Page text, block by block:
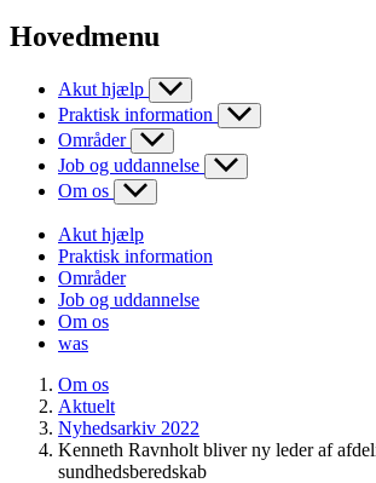
Hovedmenu
Akut hjælp
Praktisk information
Områder
Job og uddannelse
Om os
Akut hjælp
Praktisk information
Områder
Job og uddannelse
Om os
was
Om os
Aktuelt
Nyhedsarkiv 2022
Kenneth Ravnholt bliver ny leder af
sundhedsberedskab